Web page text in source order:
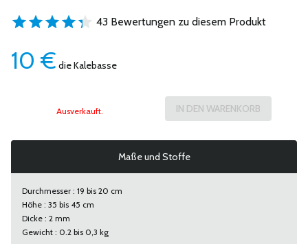
43 Bewertungen zu diesem Produkt
10 € die Kalebasse
Ausverkauft.
Maße und Stoffe
Durchmesser : 19 bis 20 cm
Höhe : 35 bis 45 cm
Dicke : 2 mm
Gewicht : 0.2 bis 0,3 kg